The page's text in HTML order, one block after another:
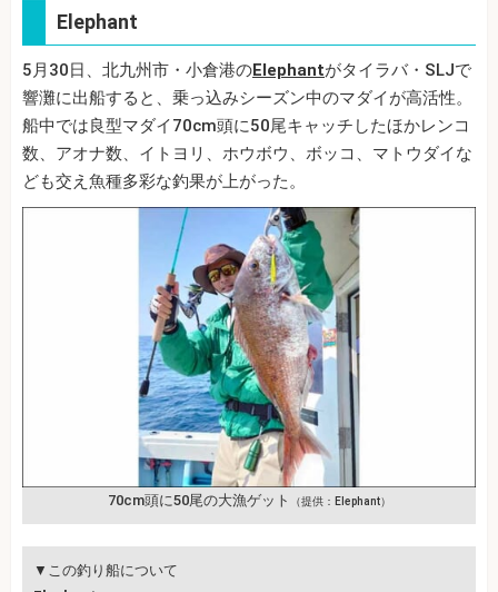
Elephant
5月30日、北九州市・小倉港のElephantがタイラバ・SLJで
響灘に出船すると、乗っ込みシーズン中のマダイが高活性。
船中では良型マダイ70cm頭に50尾キャッチしたほかレンコ
数、アオナ数、イトヨリ、ホウボウ、ボッコ、マトウダイな
ども交え魚種多彩な釣果が上がった。
70cm頭に50尾の大漁ゲット （提供：Elephant）
▼この釣り船について